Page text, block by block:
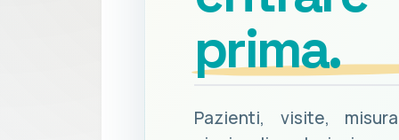
prima.
Pazienti, visite,